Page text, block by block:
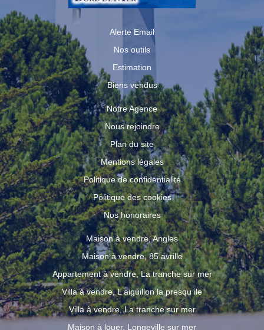
Alerte Email
Nos outils
Estimation
Biens vendus
Notre Agence
Nous rejoindre
Plan du site
Mentions légales
Politique de confidentialité
Politique des cookies
Nos honoraires
Maison à vendre, Angles
Maison à vendre, 85 avrille
Appartement à vendre, La tranche sur mer
Villa à vendre, L aiguillon la presqu ile
Villa à vendre, La tranche sur mer
Maison à louer, Longeville sur mer